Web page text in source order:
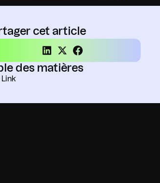
cet article
des matières
Link